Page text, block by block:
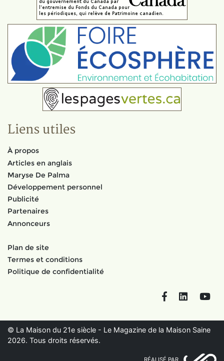
Liens utiles
À propos
Articles en anglais
Maryse De Palma
Développement personnel
Publicité
Partenaires
Annonceurs
Plan de site
Termes et conditions
Politique de confidentialité
FacebookLinkedIn
© La Maison du 21e siècle - Le Magazine de la Maison Saine
2026. Tous droits réservés.
RÉALISÉ PAR